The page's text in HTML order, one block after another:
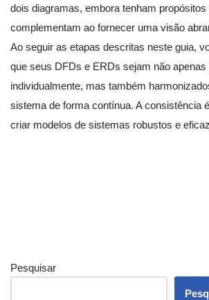
dois diagramas, embora tenham
complementam ao fornecer uma visão
Ao seguir as etapas descritas neste guia,
que seus DFDs e ERDs sejam não apenas
individualmente, mas também
sistema de forma contínua. A consistência
criar modelos de sistemas robustos e
Pesquisar